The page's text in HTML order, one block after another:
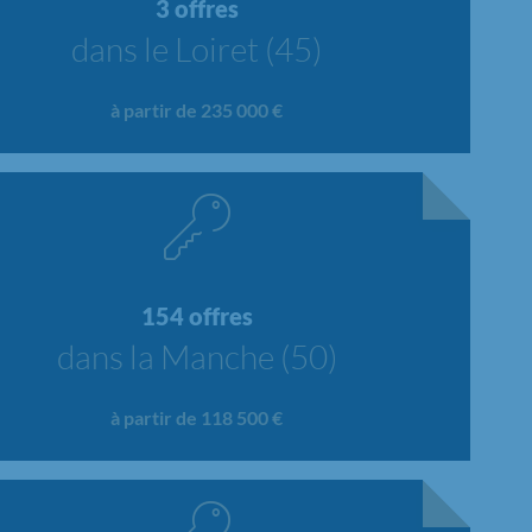
3 offres
dans le Loiret (45)
à partir de 235 000 €
154 offres
dans la Manche (50)
à partir de 118 500 €